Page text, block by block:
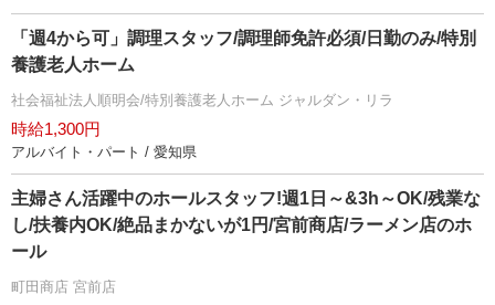
「週4から可」調理スタッフ/調理師免許必須/日勤のみ/特別
養護老人ホーム
社会福祉法人順明会/特別養護老人ホーム ジャルダン・リラ
時給1,300円
アルバイト・パート / 愛知県
主婦さん活躍中のホールスタッフ!週1日～&3h～OK/残業な
し/扶養内OK/絶品まかないが1円/宮前商店/ラーメン店のホ
ール
町田商店 宮前店